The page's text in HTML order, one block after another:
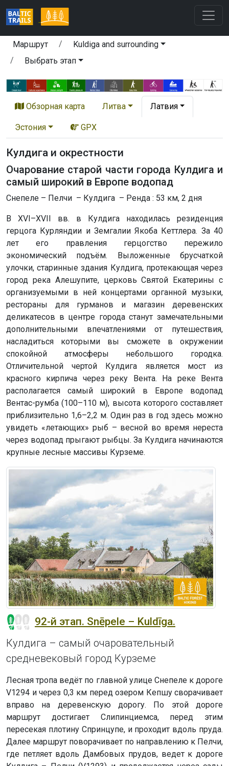
Маршрут
Kuldiga and surrounding
Выбрать этап
Обзорная карта Литва Латвия
Эстония GPX
Кулдига и окрестности
Очарование старой части города Кулдига и
самый широкий в Европе водопад
Снепеле – Пелчи – Кулдига – Ренда : 53 км, 2 дня
В XVI–XVII вв. в Кулдига находилась резиденция
герцога Курляндии и Земгалии Якоба Кеттлера. За 40
лет его правления герцогство пережило
экономический подъём. Выложенные брусчаткой
улочки, старинные здания Кулдига, протекающая через
город река Алешупите, церковь Святой Екатерины с
организуемыми в ней концертами органной музыки,
рестораны для гурманов и магазин деревенских
деликатесов в центре города станут замечательными
дополнительными впечатлениями от путешествия,
насладиться которыми вы сможете в окружении
спокойной атмосферы небольшого городка.
Отличительной чертой Кулдига является мост из
красного кирпича через реку Вента. На реке Вента
располагается самый широкий в Европе водопад
Вентас-румба (100–110 м), высота которого составляет
приблизительно 1,6–2,2 м. Один раз в год здесь можно
увидеть «летающих» рыб – весной во время нереста
через водопад прыгают рыбцы. За Кулдига начинаются
крупные лесные массивы Курземе.
92-й этап. Snēpele – Kuldīga.
Кулдигa – самый очаровательный
средневековый город Курземе
Лесная тропа ведёт по главной улице Снепеле к дороге
V1294 и через 0,3 км перед озером Кепшу сворачивает
вправо на деревенскую дорогу. По этой дороге
маршрут достигает Слипинциемса, перед этим
пересекая плотину Спринцупе, и проходит вдоль пруда.
Далее маршрут поворачивает по направлению к Пелчи,
где петляет вдоль Дамбовых прудов, ведет к дороге